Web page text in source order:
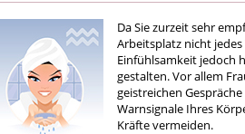
Da Sie zurzeit sehr
Arbeitsplatz nicht
Einfühlsamkeit jedoch
gestalten. Vor allem
geistreichen
Warnsignale Ihres
Kräfte vermeiden.